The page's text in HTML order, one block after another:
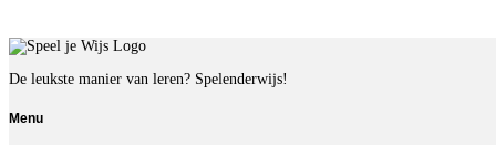
De leukste manier van leren? Spelenderwijs!
Menu